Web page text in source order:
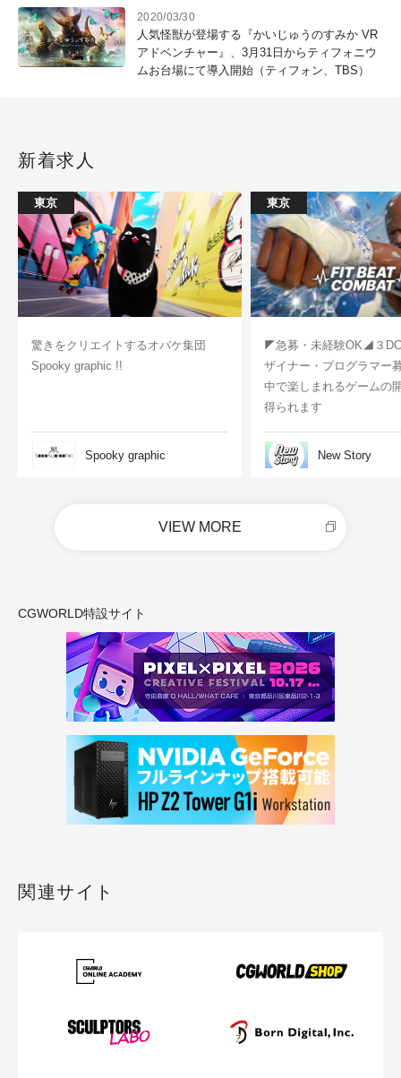
2020/03/30
人気怪獣が登場する『かいじゅうのすみか VR
アドベンチャー』、3月31日からティフォニウ
ムお台場にて導入開始（ティフォン、TBS）
新着求人
東京
驚きをクリエイトするオバケ集団
Spooky graphic !!
Spooky graphic
東京
◤急募・未経験OK◢３
ザイナー・プログラマー
中で楽しまれるゲームの
得られます
New Story
VIEW MORE
CGWORLD特設サイト
関連サイト